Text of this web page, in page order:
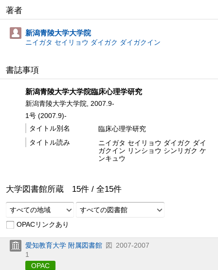
著者
新潟青陵大学大学院
ニイガタ セイリョウ ダイガク ダイガクイン
書誌事項
新潟青陵大学大学院臨床心理学研究
新潟青陵大学大学院, 2007.9-
1号 (2007.9)-
タイトル別名
臨床心理学研究
タイトル読み
ニイガタ セイリョウ ダイガク ダイ
ガクイン リンショウ シンリガク ケ
ンキュウ
大学図書館所蔵 15件 / 全15件
すべての地域
すべての図書館
OPACリンクあり
愛知教育大学 附属図書館 図 2007-2007
1
OPAC